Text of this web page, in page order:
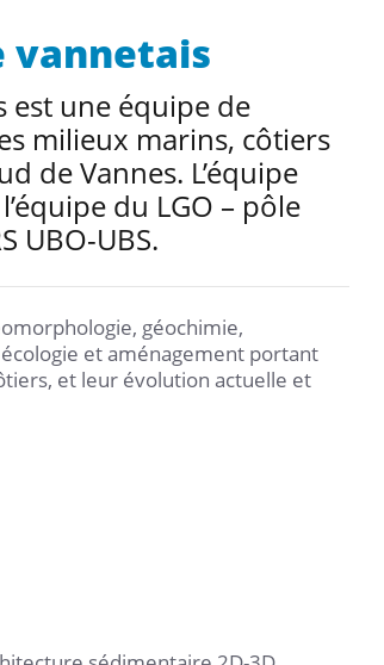
vannetais
est une équipe de
milieux marins, côtiers
de Vannes. L’équipe
du LGO – pôle
UBO-UBS.
géochimie,
et aménagement portant
et leur évolution actuelle et